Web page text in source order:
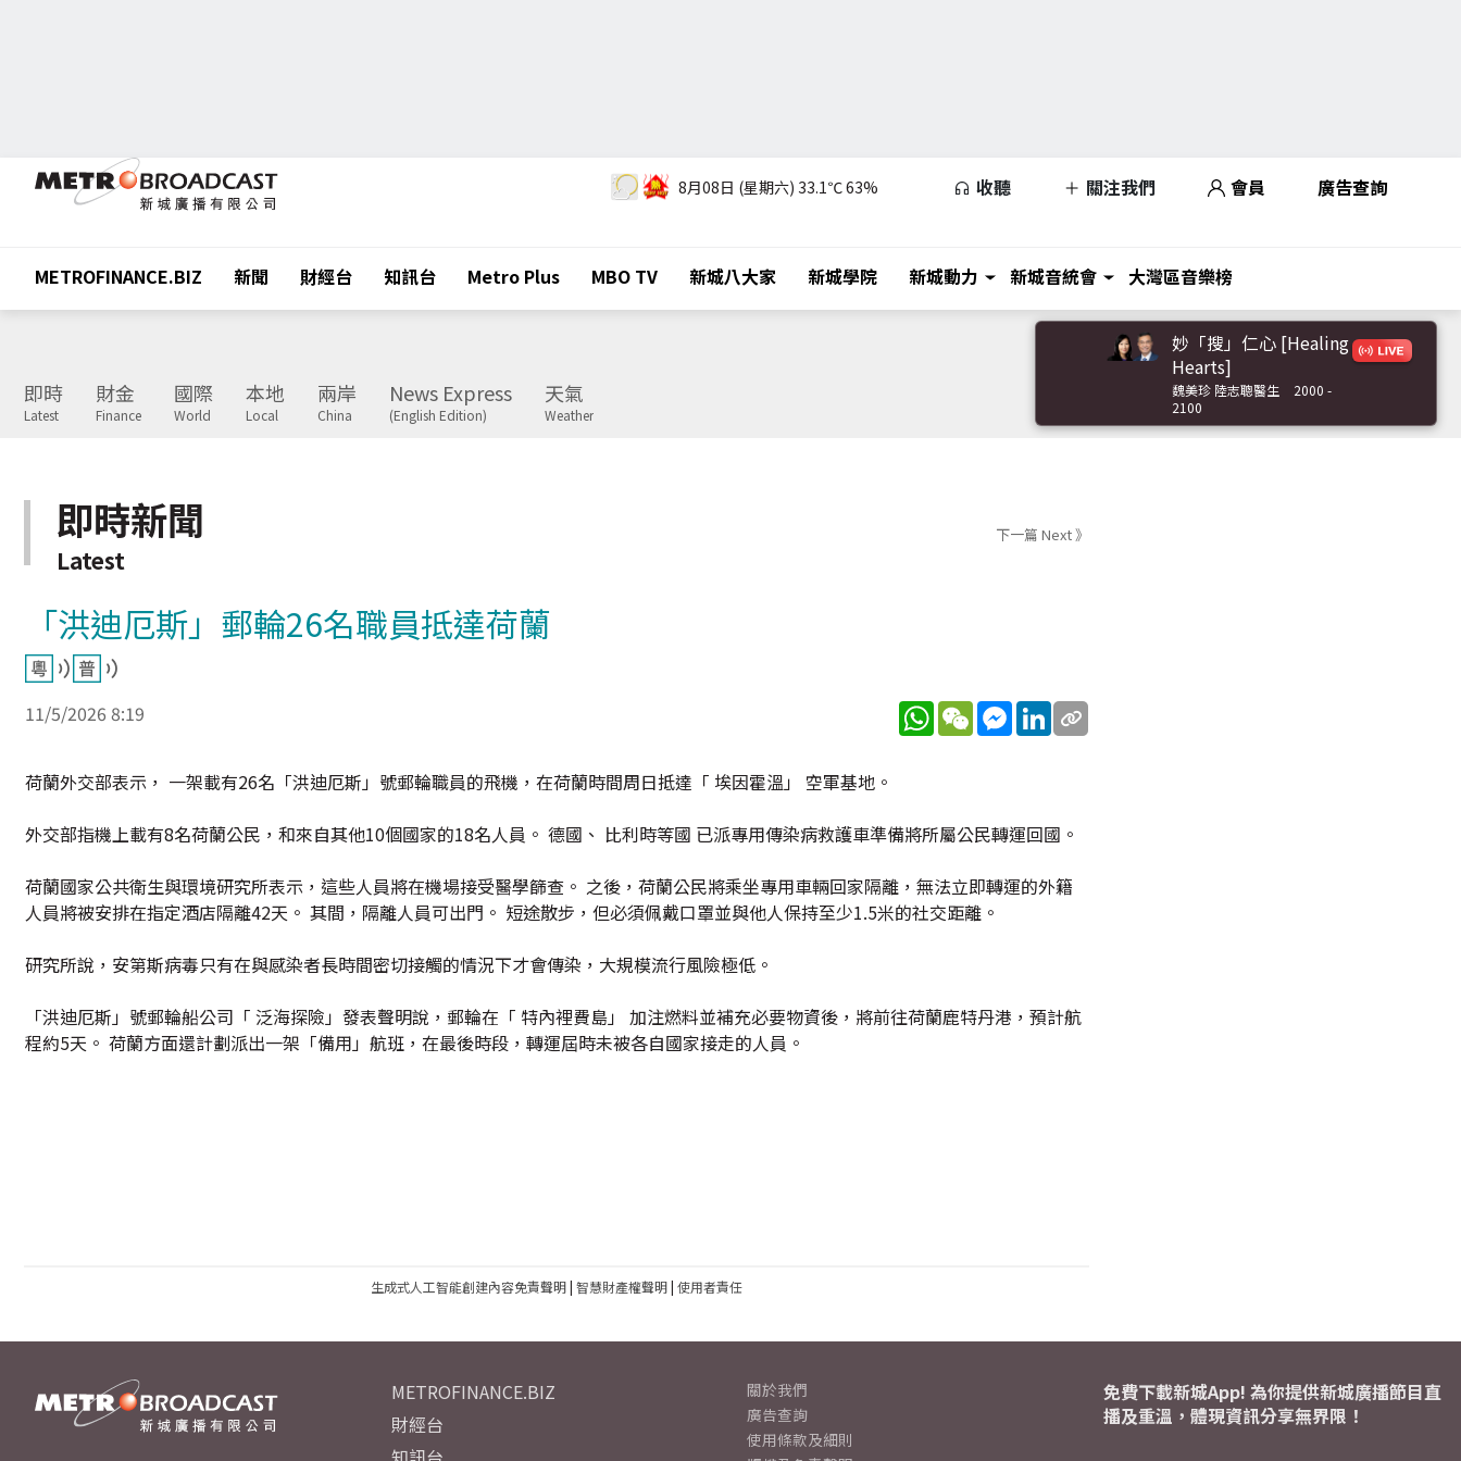
8月08日 (星期六) 33.1℃63% 收聽 關注我們 會員 廣告查詢
METROFINANCE.BIZ 新聞 財經台 知訊台 Metro Plus MBO TV 新城八大家 新城學院 新城動力 新城音統會 大灣區音樂榜
即時
Latest
財金
Finance
國際
World
本地
Local
兩岸
China
News Express
(English Edition)
天氣
Weather
妙「搜」仁心 [Healing
Hearts]
魏美珍 陸志聰醫生
2000 -
2100
即時新聞
Latest
下一篇 Next 》
「洪迪厄斯」郵輪26名職員抵達荷蘭
11/5/2026 8:19 WhatsApp
WeChatMessenger
LinkedIn
荷蘭外交部表示， 一架載有26名「洪迪厄斯」號郵輪職員的飛機，在荷蘭時間周日抵達「 埃因霍溫」 空軍基地。
外交部指機上載有8名荷蘭公民，和來自其他10個國家的18名人員。 德國、 比利時等國 已派專用傳染病救護車準備將所屬公民轉運回國。
荷蘭國家公共衛生與環境研究所表示，這些人員將在機場接受醫學篩查。 之後，荷蘭公民將乘坐專用車輛回家隔離，無法立即轉運的外籍
人員將被安排在指定酒店隔離42天。 其間，隔離人員可出門。 短途散步，但必須佩戴口罩並與他人保持至少1.5米的社交距離。
研究所說，安第斯病毒只有在與感染者長時間密切接觸的情況下才會傳染，大規模流行風險極低。
「洪迪厄斯」號郵輪船公司「 泛海探險」發表聲明說，郵輪在「 特內裡費島」 加注燃料並補充必要物資後，將前往荷蘭鹿特丹港，預計航
程約5天。 荷蘭方面還計劃派出一架「備用」航班，在最後時段，轉運屆時未被各自國家接走的人員。
生成式人工智能創建內容免責聲明| 智慧財產權聲明| 使用者責任
METROFINANCE.BIZ
財經台
關於我們
廣告查詢
使用條款及細則
免費下載新城App! 為你提供新城廣播節目直
播及重溫，體現資訊分享無界限！